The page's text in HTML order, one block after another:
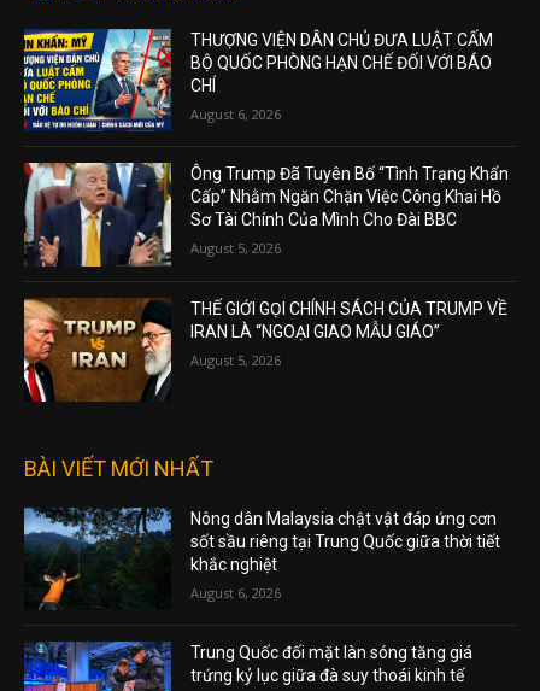
THƯỢNG VIỆN DÂN CHỦ ĐƯA LUẬT CẤM
BỘ QUỐC PHÒNG HẠN CHẾ ĐỐI VỚI BÁO
CHÍ
August 6, 2026
Ông Trump Đã Tuyên Bố “Tình Trạng Khẩn
Cấp” Nhằm Ngăn Chặn Việc Công Khai Hồ
Sơ Tài Chính Của Mình Cho Đài BBC
August 5, 2026
THẾ GIỚI GỌI CHÍNH SÁCH CỦA TRUMP VỀ
IRAN LÀ “NGOẠI GIAO MẪU GIÁO”
August 5, 2026
BÀI VIẾT MỚI NHẤT
Nông dân Malaysia chật vật đáp ứng cơn
sốt sầu riêng tại Trung Quốc giữa thời tiết
khắc nghiệt
August 6, 2026
Trung Quốc đối mặt làn sóng tăng giá
trứng kỷ lục giữa đà suy thoái kinh tế